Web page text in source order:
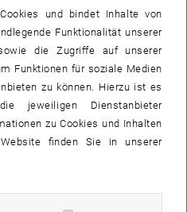
Bild
der TU ein Formula Student
mittlerweile aus mehr als 40
Maschinenbau,
ist ein
und bindet Inhalte von
Funktionalität unserer
die Zugriffe auf unserer
Funktionen für soziale Medien
zu können. Hierzu ist es
jeweiligen Dienstanbieter
zu Cookies und Inhalten
finden Sie in unserer